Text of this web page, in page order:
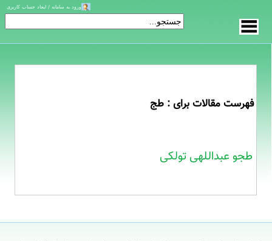
فهرست مقالات برای : طج
طجو عبداللهی تولکی
ورود به سامانه / ایجاد حساب کاربری